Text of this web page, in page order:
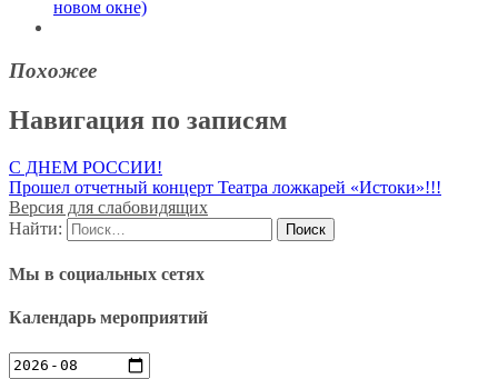
новом окне)
Похожее
Навигация по записям
С ДНЕМ РОССИИ!
Прошел отчетный концерт Театра ложкарей «Истоки»!!!
Версия для слабовидящих
Найти:
Мы в социальных сетях
Календарь мероприятий